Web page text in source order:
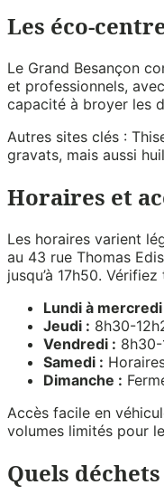
Les éco-
Le Grand Besançon
et professionnels,
capacité à broyer les
Autres sites clés :
gravats, mais aussi
Horaires et
Les horaires varient
au 43 rue Thomas
jusqu’à 17h50.
Lundi à mercredi
Jeudi : 8h30-
Vendredi :
Samedi :
Dimanche :
Accès facile en
volumes limités pour
Quels